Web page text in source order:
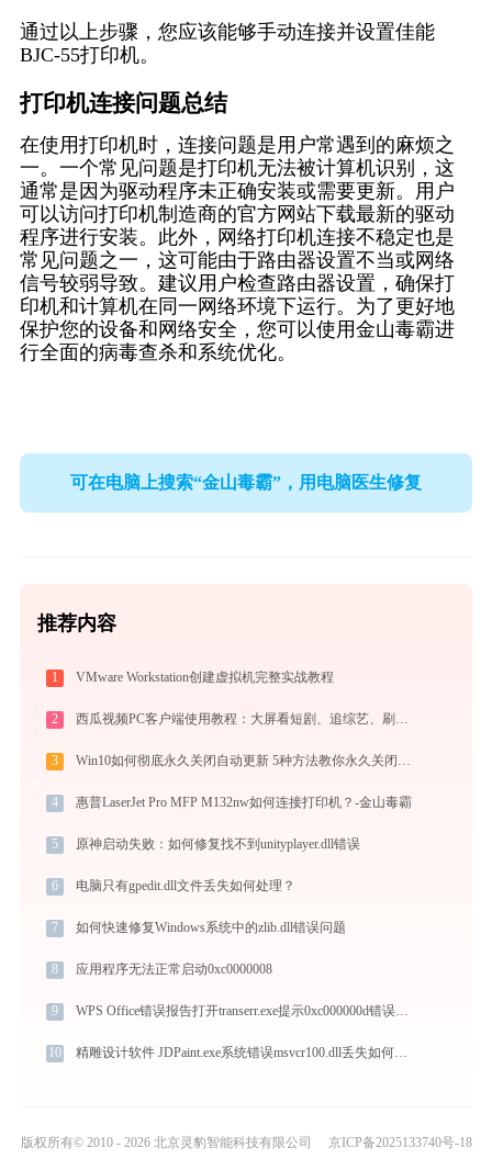
通过以上步骤，您应该能够手动连接并设置佳能
BJC-55打印机。
打印机连接问题总结
在使用打印机时，连接问题是用户常遇到的麻烦之
一。一个常见问题是打印机无法被计算机识别，这
通常是因为驱动程序未正确安装或需要更新。用户
可以访问打印机制造商的官方网站下载最新的驱动
程序进行安装。此外，网络打印机连接不稳定也是
常见问题之一，这可能由于路由器设置不当或网络
信号较弱导致。建议用户检查路由器设置，确保打
印机和计算机在同一网络环境下运行。为了更好地
保护您的设备和网络安全，您可以使用金山毒霸进
行全面的病毒查杀和系统优化。
可在电脑上搜索“金山毒霸”，用电脑医生修复
推荐内容
1 VMware Workstation创建虚拟机完整实战教程
2 西瓜视频PC客户端使用教程：大屏看短剧、追综艺、刷影视的高清播放指南
3 Win10如何彻底永久关闭自动更新 5种方法教你永久关闭win10自动更新
4 惠普LaserJet Pro MFP M132nw如何连接打印机？-金山毒霸
5 原神启动失败：如何修复找不到unityplayer.dll错误
6 电脑只有gpedit.dll文件丢失如何处理？
7 如何快速修复Windows系统中的zlib.dll错误问题
8 应用程序无法正常启动0xc0000008
9 WPS Office错误报告打开transerr.exe提示0xc000000d错误码怎么办
10 精雕设计软件 JDPaint.exe系统错误msvcr100.dll丢失如何解决
版权所有© 2010 - 2026 北京灵豹智能科技有限公司 京ICP备2025133740号-18